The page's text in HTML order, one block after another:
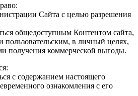
Сайта с целью разрешения
общедоступным Контентом сайта,
пользовательским, в личный целях,
получения коммерческой выгоды.
с содержанием настоящего
ознакомления с его